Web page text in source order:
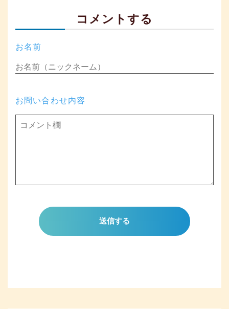
コメントする
お名前
お問い合わせ内容
送信する